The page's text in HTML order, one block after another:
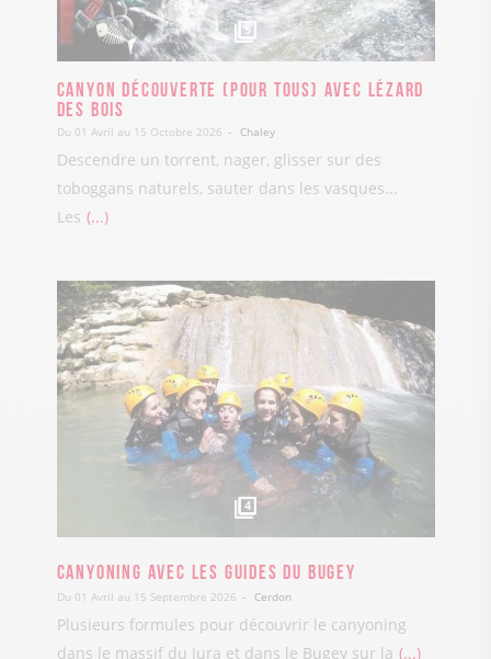
5
Canyon découverte (pour tous) avec Lézard
des Bois
Du 01 Avril au 15 Octobre 2026 Chaley
Descendre un torrent, nager, glisser sur des
toboggans naturels, sauter dans les vasques...
Les ...
4
Canyoning avec les Guides du Bugey
Du 01 Avril au 15 Septembre 2026 Cerdon
Plusieurs formules pour découvrir le canyoning
dans le massif du Jura et dans le Bugey sur la ...